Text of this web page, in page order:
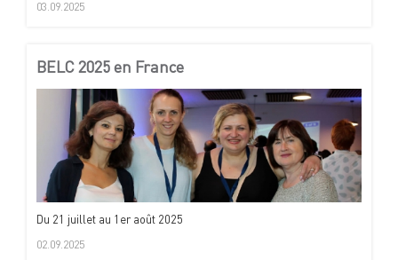
03.09.2025
BELC 2025 en France
Du 21 juillet au 1er août 2025
02.09.2025